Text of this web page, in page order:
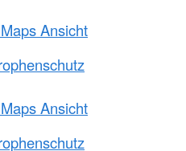
Ansicht
Ansicht